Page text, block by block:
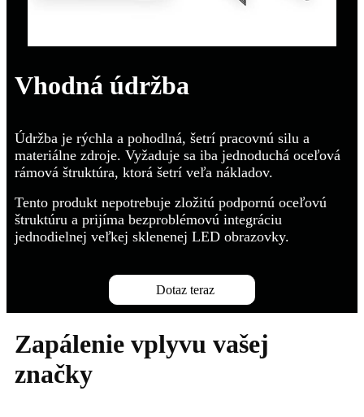
Vhodná údržba
Údržba je rýchla a pohodlná, šetrí pracovnú silu a
materiálne zdroje. Vyžaduje sa iba jednoduchá oceľová
rámová štruktúra, ktorá šetrí veľa nákladov.
Tento produkt nepotrebuje zložitú podpornú oceľovú
štruktúru a prijíma bezproblémovú integráciu
jednodielnej veľkej sklenenej LED obrazovky.
Dotaz teraz
Zapálenie vplyvu vašej
značky